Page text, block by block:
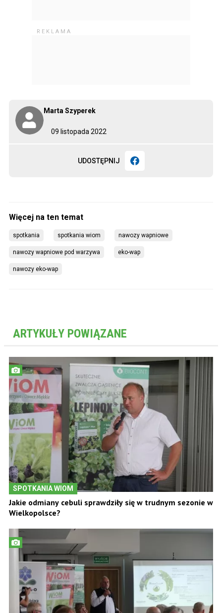
09 listopada 2022
Marta Szyperek
UDOSTĘPNIJ
spotkania spotkania wiom nawozy wapniowe
nawozy wapniowe pod warzywa eko-wap
nawozy eko-wap
ARTYKUŁY POWIĄZANE
SPOTKANIA WIOM
Jakie odmiany cebuli sprawdziły się w trudnym sezonie w
Wielkopolsce?